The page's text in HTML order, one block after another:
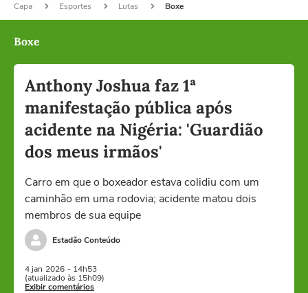
Capa Esportes Lutas Boxe
Boxe
Anthony Joshua faz 1ª
manifestação pública após
acidente na Nigéria: 'Guardião
dos meus irmãos'
Carro em que o boxeador estava colidiu com um
caminhão em uma rodovia; acidente matou dois
membros de sua equipe
Estadão Conteúdo
4 jan 2026 - 14h53
(atualizado às 15h09)
Exibir comentários